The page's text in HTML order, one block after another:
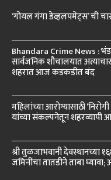
‘गोयल गंगा डेव्हलपमेंट्स’ ची
Bhandara Crime News :
सार्वजनिक शौचालयात
शहरात आज कडकडीत बंद
महिलांच्या आरोग्यासाठी
यांच्या संकल्पनेतून शहरव्यापी
श्री तुळजाभवानी देवस्थानच्या
जमिनींचा तातडीने ताबा